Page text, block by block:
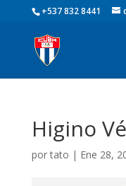
+537 832 8441
Higino
portato | Ene 28,